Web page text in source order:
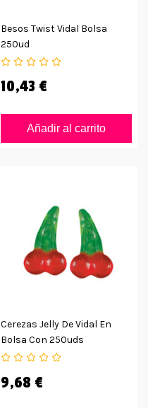
Besos Twist Vidal Bolsa
250ud
10,43 €
Añadir al carrito
Cerezas Jelly De Vidal En
Bolsa Con 250uds
9,68 €